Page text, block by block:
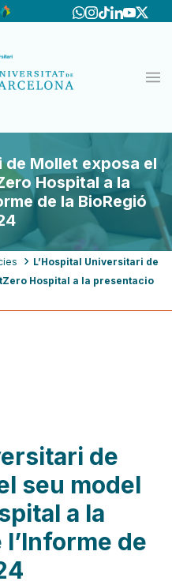
de Mollet exposa el
Hospital a la
de la BioRegió
L’Hospital Universitari de
Hospital a la presentacio
de
seu model
a la
de